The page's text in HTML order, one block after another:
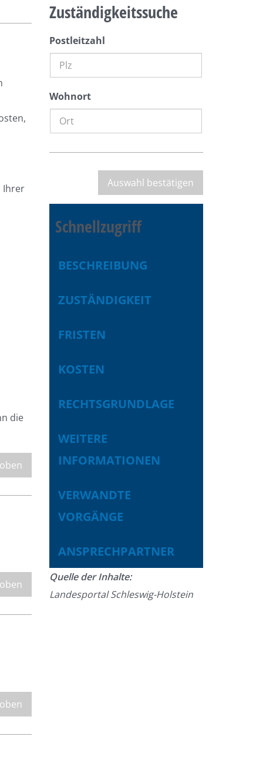
Zuständigkeitssuche
Postleitzahl
Wohnort
Schnellzugriff
BESCHREIBUNG
ZUSTÄNDIGKEIT
FRISTEN
KOSTEN
RECHTSGRUNDLAGE
WEITERE
INFORMATIONEN
VERWANDTE
VORGÄNGE
ANSPRECHPARTNER
Quelle der Inhalte:
Landesportal Schleswig-Holstein
Ihrer
die